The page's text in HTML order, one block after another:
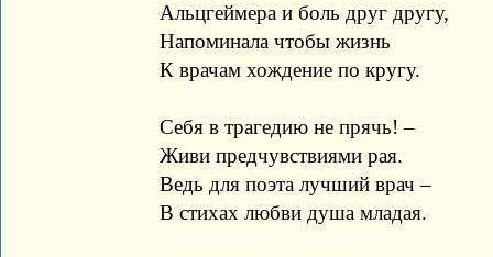
Альцгеймера и боль друг другу,
Напоминала чтобы жизнь
К врачам хождение по кругу.
Себя в трагедию не прячь! –
Живи предчувствиями рая.
Ведь для поэта лучший врач –
В стихах любви душа младая.